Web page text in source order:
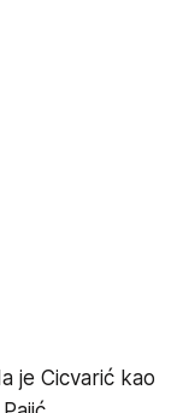
je Cicvarić kao